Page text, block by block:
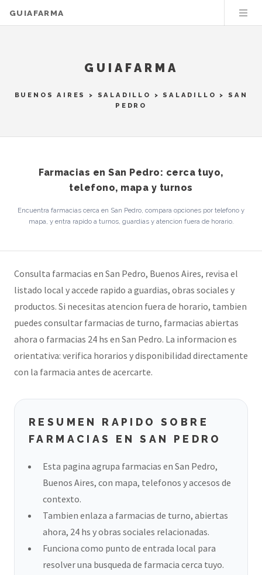
GUIAFARMA
GUIAFARMA
BUENOS AIRES > SALADILLO > SALADILLO
> SAN
PEDRO
Farmacias en San Pedro: cerca tuyo,
telefono, mapa y turnos
Encuentra farmacias cerca en San Pedro, compara opciones por telefono y
mapa, y entra rapido a turnos, guardias y atencion fuera de horario.
Consulta farmacias en San Pedro, Buenos Aires, revisa el
listado local y accede rapido a guardias, obras sociales y
productos. Si necesitas atencion fuera de horario, tambien
puedes consultar farmacias de turno, farmacias abiertas
ahora o farmacias 24 hs en San Pedro. La informacion es
orientativa: verifica horarios y disponibilidad directamente
con la farmacia antes de acercarte.
RESUMEN RAPIDO SOBRE
FARMACIAS EN SAN PEDRO
Esta pagina agrupa farmacias en San Pedro,
Buenos Aires, con mapa, telefonos y accesos de
contexto.
Tambien enlaza a farmacias de turno, abiertas
ahora, 24 hs y obras sociales relacionadas.
Funciona como punto de entrada local para
resolver una busqueda de farmacia cerca tuyo.